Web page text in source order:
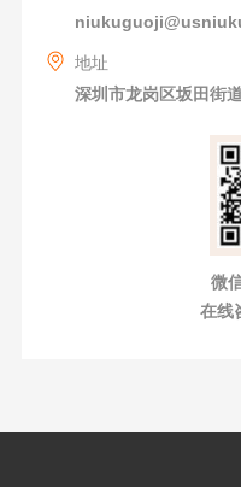
地址
深圳市龙岗区坂田街
微
在线